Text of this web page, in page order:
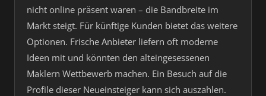
nicht online präsent waren – die Bandbreite im
Markt steigt. Für künftige Kunden bietet das weitere
Optionen. Frische Anbieter liefern oft moderne
Ideen mit und könnten den alteingesessenen
Maklern Wettbewerb machen. Ein Besuch auf die
Profile dieser Neueinsteiger kann sich auszahlen.